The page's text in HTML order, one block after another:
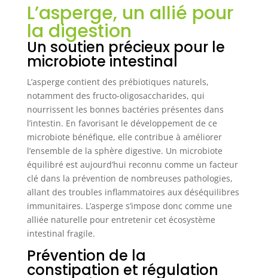
L’asperge, un allié pour
la digestion
Un soutien précieux pour le
microbiote intestinal
L’asperge contient des prébiotiques naturels,
notamment des fructo-oligosaccharides, qui
nourrissent les bonnes bactéries présentes dans
l’intestin. En favorisant le développement de ce
microbiote bénéfique, elle contribue à améliorer
l’ensemble de la sphère digestive. Un microbiote
équilibré est aujourd’hui reconnu comme un facteur
clé dans la prévention de nombreuses pathologies,
allant des troubles inflammatoires aux déséquilibres
immunitaires. L’asperge s’impose donc comme une
alliée naturelle pour entretenir cet écosystème
intestinal fragile.
Prévention de la
constipation et régulation